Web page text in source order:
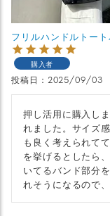
フリルハンドルトー
購入者
投稿日 2025/09/03
押し活用に購入し
れました。サイズ
も良く考えられて
を挙げるとしたら
いてるバンド部分
れそうになるので